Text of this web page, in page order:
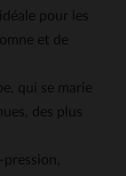
pour les
et de
qui se marie
des plus